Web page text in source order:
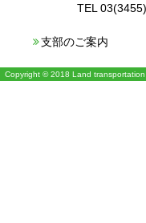
TEL
支部のご案内
Copyright © 2018 Land